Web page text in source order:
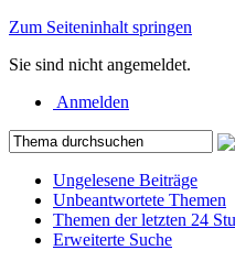
Zum Seiteninhalt springen
Sie sind nicht angemeldet.
Anmelden
Ungelesene Beiträge
Unbeantwortete Themen
Themen der letzten 24
Erweiterte Suche